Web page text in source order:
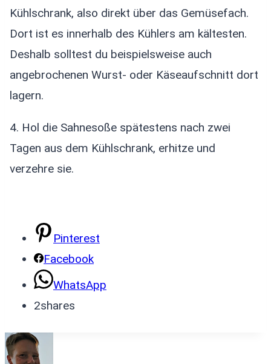
Kühlschrank, also direkt über das Gemüsefach.
Dort ist es innerhalb des Kühlers am kältesten.
Deshalb solltest du beispielsweise auch
angebrochenen Wurst- oder Käseaufschnitt dort
lagern.
4. Hol die Sahnesoße spätestens nach zwei
Tagen aus dem Kühlschrank, erhitze und
verzehre sie.
Pinterest
Facebook
WhatsApp
2shares